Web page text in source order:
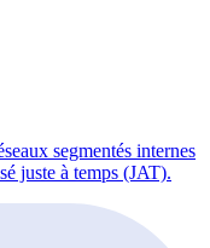
segmentés internes
juste à temps (JAT).